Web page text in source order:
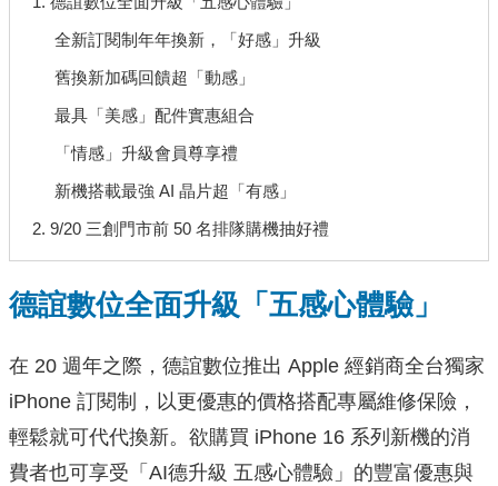
全新訂閱制年年換新，「好感」升級
舊換新加碼回饋超「動感」
最具「美感」配件實惠組合
「情感」升級會員尊享禮
新機搭載最強 AI 晶片超「有感」
2. 9/20 三創門市前 50 名排隊購機抽好禮
德誼數位全面升級「五感心體驗」
在 20 週年之際，德誼數位推出 Apple 經銷商全台獨家
iPhone 訂閱制，以更優惠的價格搭配專屬維修保險，
輕鬆就可代代換新。欲購買 iPhone 16 系列新機的消
費者也可享受「AI德升級 五感心體驗」的豐富優惠與